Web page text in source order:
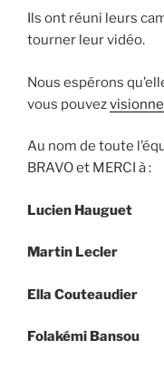
Ils ont réuni leurs
tourner leur vidéo.
Nous espérons
vous pouvez
Au nom de toute
BRAVO et MERCI à :
Lucien Hauguet
Martin Lecler
Ella Couteaudier
Folakémi Bansou